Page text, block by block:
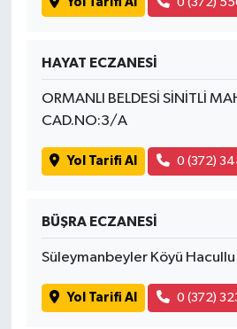
HAYAT ECZANESİ
ORMANLI BELDESİ SİNİTLİ
CAD.NO:3/A
Yol Tarifi Al 0 (372)
BÜŞRA ECZANESİ
Süleymanbeyler Köyü
Yol Tarifi Al 0 (372)